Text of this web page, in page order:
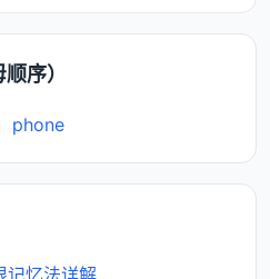
序）
phone
记忆法详解